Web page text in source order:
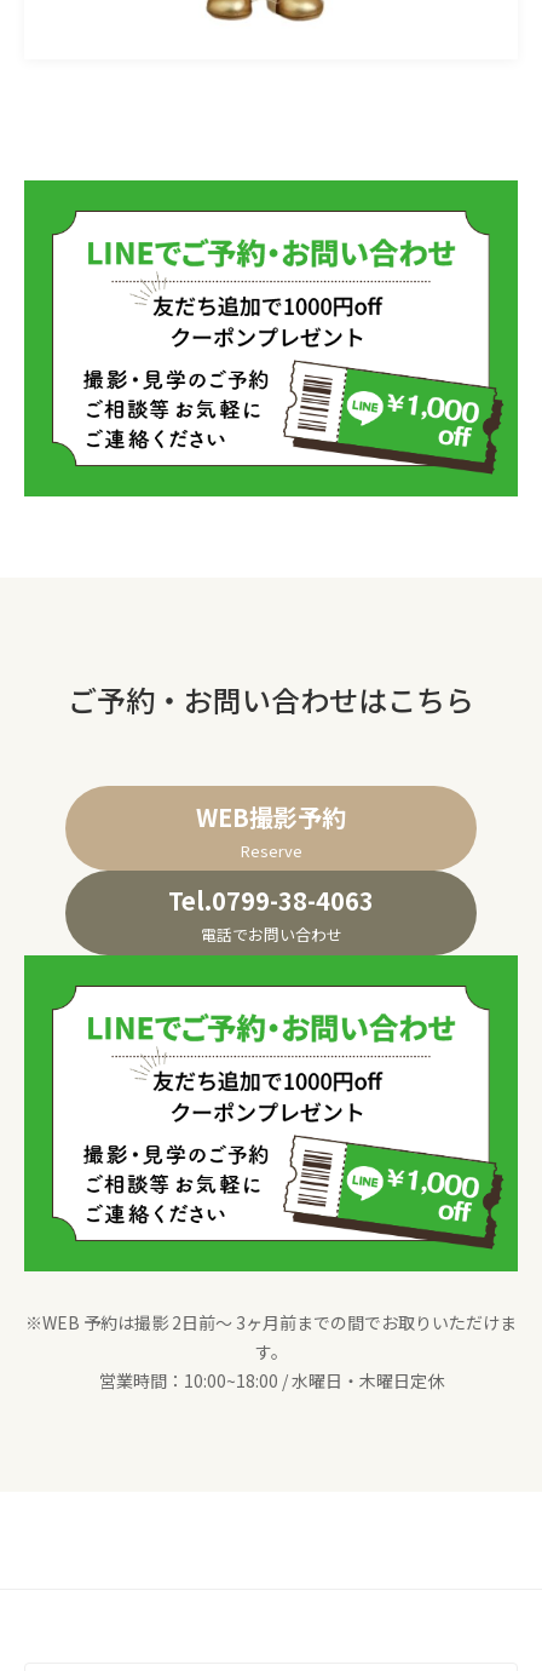
ご予約・お問い合わせはこちら
WEB撮影予約
Reserve
Tel.0799-38-4063
電話でお問い合わせ
※WEB 予約は撮影 2日前〜 3ヶ月前までの間でお取りいただけま
す。
営業時間：10:00~18:00 / 水曜日・木曜日定休